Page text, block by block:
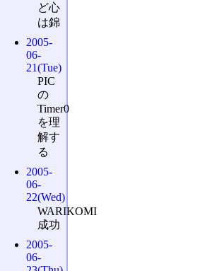
ど心
は錦
2005-
06-
21(Tue)
PIC
の
Timer0
を理
解す
る
2005-
06-
22(Wed)
WARIKOMI
成功
2005-
06-